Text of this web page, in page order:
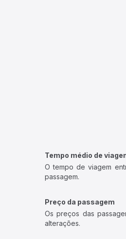
Tempo médio de
O tempo de viagem
passagem.
Preço da passagem
Os preços das
alterações.